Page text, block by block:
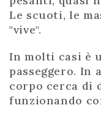
Le scuoti, le
"vive".
In molti casi è
passeggero.
corpo cerca di
funzionando